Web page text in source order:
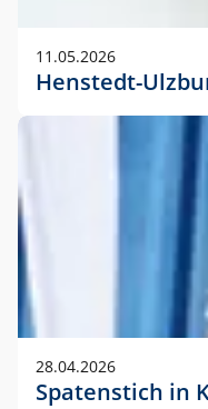
11.05.2026
Henstedt-
28.04.2026
Spatenstich in